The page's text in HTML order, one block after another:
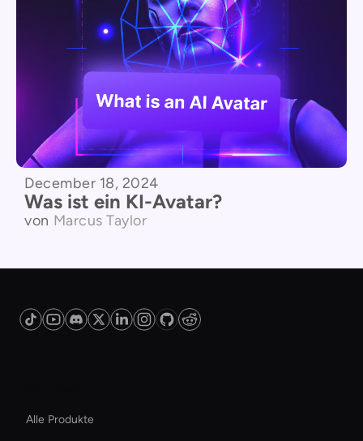
December 18, 2024
Was ist ein KI-Avatar?
von Marcus Taylor
Alle Produkte